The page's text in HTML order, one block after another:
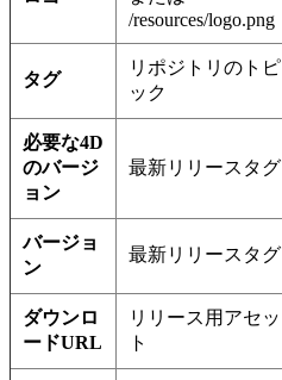
/resources/logo.png
タグ
リポジトリのトピ
ック
必要な4D
のバージ
ョン
最新リリースタグ
バージョ
ン
最新リリースタグ
ダウンロ
ードURL
リリース用アセッ
ト